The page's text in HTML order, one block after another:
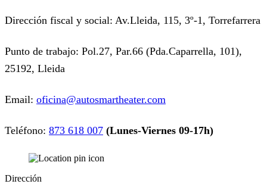
Dirección fiscal y social: Av.Lleida, 115, 3º-1, Torrefarrera
Punto de trabajo: Pol.27, Par.66 (Pda.Caparrella, 101),
25192, Lleida
Email: oficina@autosmartheater.com
Teléfono: 873 618 007 (Lunes-Viernes 09-17h)
Dirección